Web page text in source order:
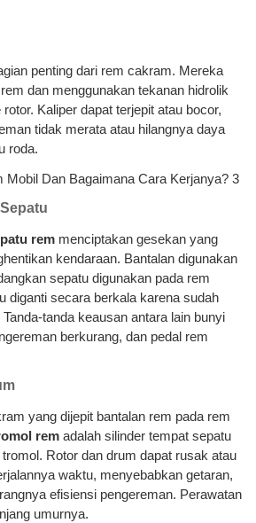
penting dari rem cakram. Mereka
dan menggunakan tekanan hidrolik
Kaliper dapat terjepit atau bocor,
tidak merata atau hilangnya daya
roda.
rem menciptakan gesekan yang
kendaraan. Bantalan digunakan
sepatu digunakan pada rem
diganti secara berkala karena sudah
tanda keausan antara lain bunyi
berkurang, dan pedal rem
yang dijepit bantalan rem pada rem
rem adalah silinder tempat sepatu
Rotor dan drum dapat rusak atau
waktu, menyebabkan getaran,
efisiensi pengereman. Perawatan
umurnya.